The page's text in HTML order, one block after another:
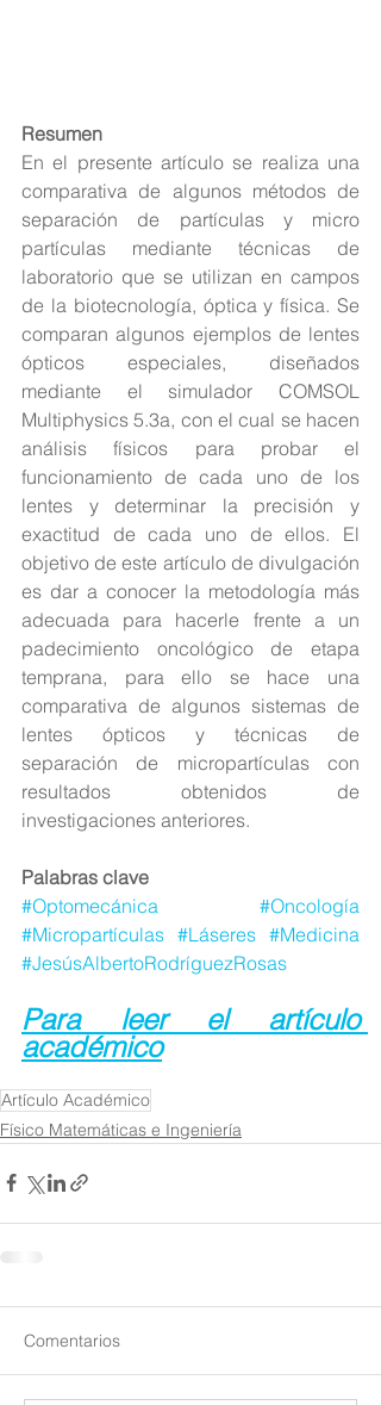
Resumen
En el presente artículo se realiza una
comparativa de algunos métodos de
separación de partículas y micro
partículas mediante técnicas de
laboratorio que se utilizan en campos
de la biotecnología, óptica y física. Se
comparan algunos ejemplos de lentes
ópticos especiales, diseñados
mediante el simulador COMSOL
Multiphysics 5.3a, con el cual se hacen
análisis físicos para probar el
funcionamiento de cada uno de los
lentes y determinar la precisión y
exactitud de cada uno de ellos. El
objetivo de este artículo de divulgación
es dar a conocer la metodología más
adecuada para hacerle frente a un
padecimiento oncológico de etapa
temprana, para ello se hace una
comparativa de algunos sistemas de
lentes ópticos y técnicas de
separación de micropartículas con
resultados obtenidos de
investigaciones anteriores.
Palabras clave
#Optomecánica
#Oncología
#Micropartículas #Láseres #Medicina
#JesúsAlbertoRodríguezRosas
Para leer el artículo
académico
Artículo Académico
Físico Matemáticas e Ingeniería
Comentarios